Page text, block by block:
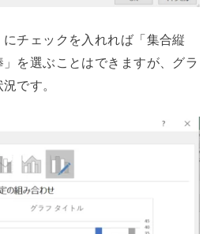
チェックを入れれば「集合縦
を選ぶことはできますが、グラ
です。